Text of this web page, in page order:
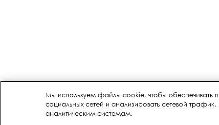
Мы используем файлы cookie, чтобы обеспечивать
социальных сетей и анализировать сетевой
аналитическим системам.